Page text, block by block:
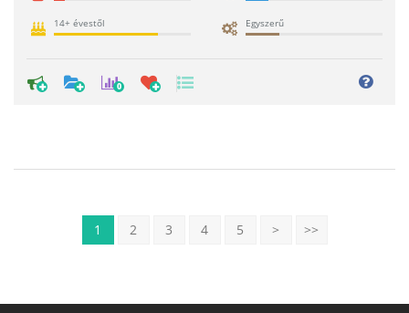
14+ évestől Egyszerű
0
1 2 3 4 5 > >>